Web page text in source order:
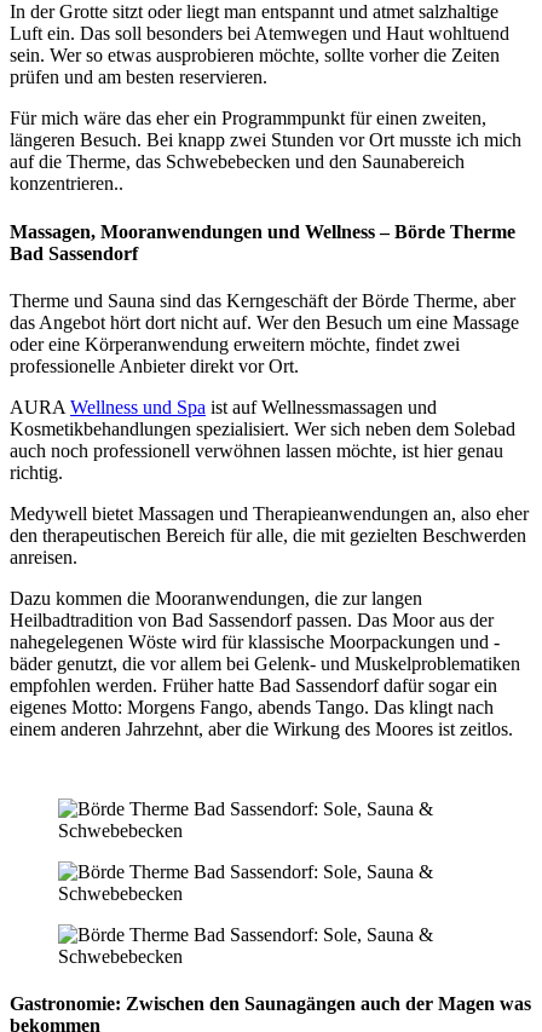
In der Grotte sitzt oder liegt man entspannt und atmet salzhaltige
Luft ein. Das soll besonders bei Atemwegen und Haut wohltuend
sein. Wer so etwas ausprobieren möchte, sollte vorher die Zeiten
prüfen und am besten reservieren.
Für mich wäre das eher ein Programmpunkt für einen zweiten,
längeren Besuch. Bei knapp zwei Stunden vor Ort musste ich mich
auf die Therme, das Schwebebecken und den Saunabereich
konzentrieren..
Massagen, Mooranwendungen und Wellness – Börde Therme
Bad Sassendorf
Therme und Sauna sind das Kerngeschäft der Börde Therme, aber
das Angebot hört dort nicht auf. Wer den Besuch um eine Massage
oder eine Körperanwendung erweitern möchte, findet zwei
professionelle Anbieter direkt vor Ort.
AURA Wellness und Spa ist auf Wellnessmassagen und
Kosmetikbehandlungen spezialisiert. Wer sich neben dem Solebad
auch noch professionell verwöhnen lassen möchte, ist hier genau
richtig.
Medywell bietet Massagen und Therapieanwendungen an, also eher
den therapeutischen Bereich für alle, die mit gezielten Beschwerden
anreisen.
Dazu kommen die Mooranwendungen, die zur langen
Heilbadtradition von Bad Sassendorf passen. Das Moor aus der
nahegelegenen Wöste wird für klassische Moorpackungen und -
bäder genutzt, die vor allem bei Gelenk- und Muskelproblematiken
empfohlen werden. Früher hatte Bad Sassendorf dafür sogar ein
eigenes Motto: Morgens Fango, abends Tango. Das klingt nach
einem anderen Jahrzehnt, aber die Wirkung des Moores ist zeitlos.
Gastronomie: Zwischen den Saunagängen auch der Magen was
bekommen